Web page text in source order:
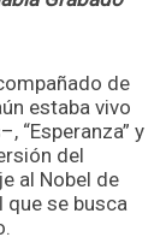
de
estaba vivo
“Esperanza” y
del
al Nobel de
que se busca